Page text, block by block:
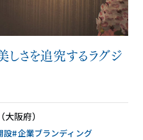
しさを追究するラグジ
阪府）
設#企業ブランディング